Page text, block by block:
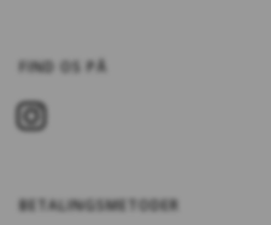
FIND OS PÅ
BETALINGSMETODER